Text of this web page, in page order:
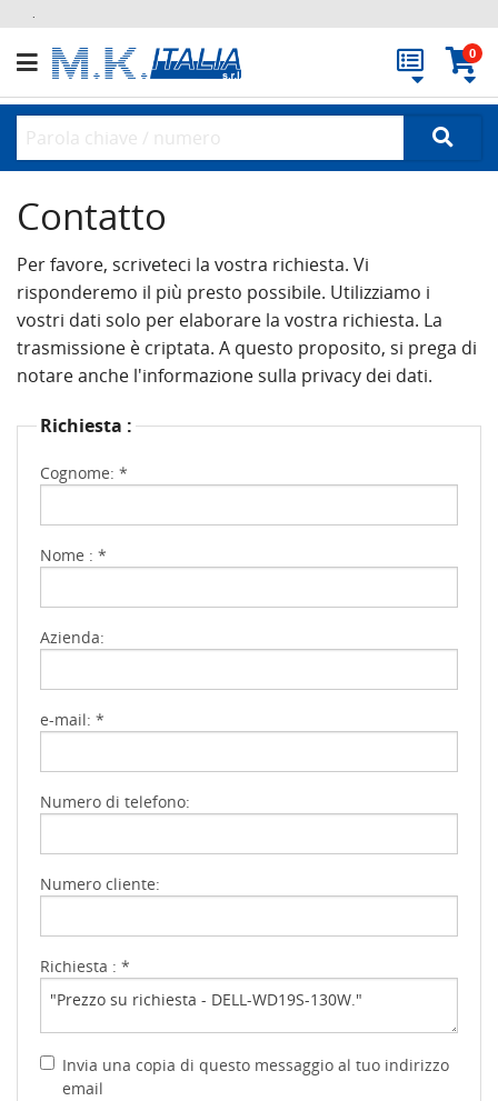
.
0
Contatto
Per favore, scriveteci la vostra richiesta. Vi
risponderemo il più presto possibile. Utilizziamo i
vostri dati solo per elaborare la vostra richiesta. La
trasmissione è criptata. A questo proposito, si prega di
notare anche l'informazione sulla privacy dei dati.
Richiesta :
Cognome: *
Nome : *
Azienda:
e-mail: *
Numero di telefono:
Numero cliente:
Richiesta : *
Invia una copia di questo messaggio al tuo indirizzo
email